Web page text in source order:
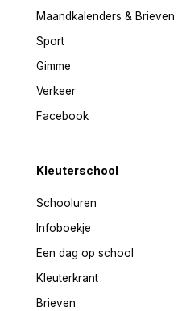
Maandkalenders & Brieven
Sport
Gimme
Verkeer
Facebook
Kleuterschool
Schooluren
Infoboekje
Een dag op school
Kleuterkrant
Brieven